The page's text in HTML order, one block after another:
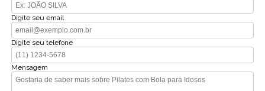
Digite seu email
Digite seu telefone
Mensagem